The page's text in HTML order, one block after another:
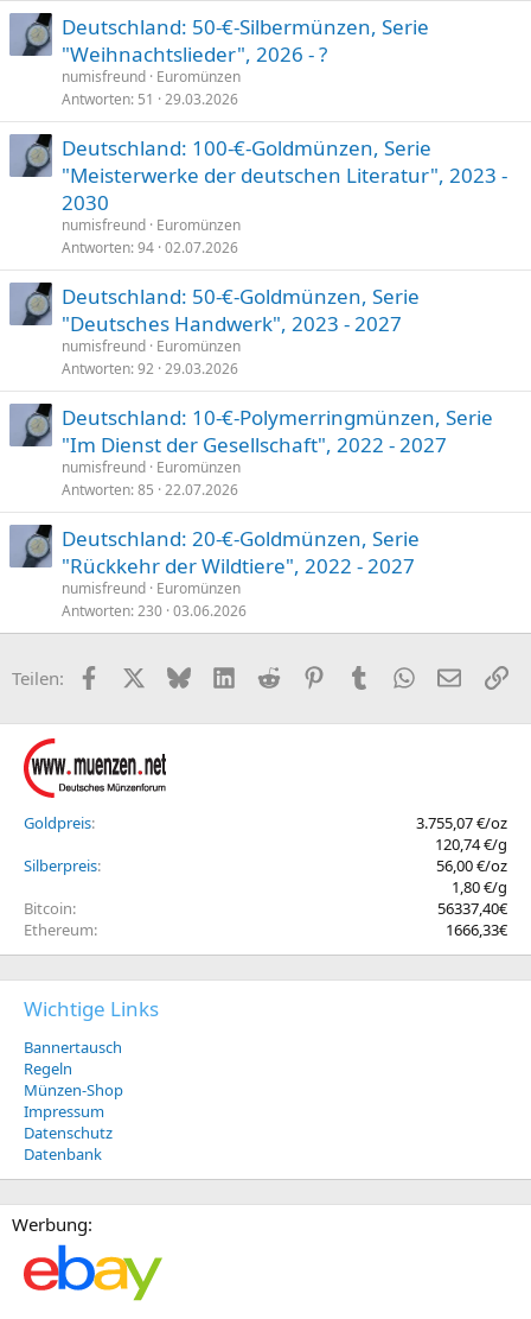
:
Deutschland: 50-€-Silbermünzen, Serie
"Weihnachtslieder", 2026 - ?
numisfreund Euromünzen
Antworten 51 29.03.2026
Deutschland: 100-€-Goldmünzen, Serie
"Meisterwerke der deutschen Literatur", 2023 -
2030
numisfreund Euromünzen
Antworten 94 02.07.2026
Deutschland: 50-€-Goldmünzen, Serie
"Deutsches Handwerk", 2023 - 2027
numisfreund Euromünzen
Antworten 92 29.03.2026
Deutschland: 10-€-Polymerringmünzen, Serie
"Im Dienst der Gesellschaft", 2022 - 2027
numisfreund Euromünzen
Antworten 85 22.07.2026
Deutschland: 20-€-Goldmünzen, Serie
"Rückkehr der Wildtiere", 2022 - 2027
numisfreund Euromünzen
Antworten 230 03.06.2026
Teilen: FacebookX (Twitter)
BlueskyLinkedIn
Reddit PinterestTumblr WhatsApp
E-Mail
Goldpreis
3.755,07 €/oz
120,74 €/g
Silberpreis
56,00 €/oz
1,80 €/g
Bitcoin
56337,40€
Ethereum
1666,33€
Wichtige Links
Bannertausch
Regeln
Münzen-Shop
Impressum
Datenschutz
Datenbank
Werbung: